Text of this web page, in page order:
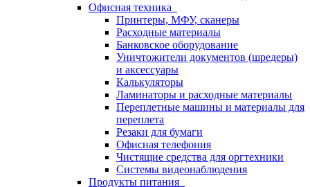
Офисная техника
Принтеры, МФУ, сканеры
Расходные материалы
Банковское оборудование
Уничтожители документов (шредеры)
и аксессуары
Калькуляторы
Ламинаторы и расходные материалы
Переплетные машины и материалы для
переплета
Резаки для бумаги
Офисная телефония
Чистящие средства для оргтехники
Системы видеонаблюдения
Продукты питания